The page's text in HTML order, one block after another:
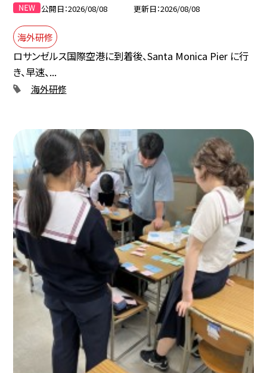
公開日 2026/08/08 更新日 2026/08/08
海外研修
ロサンゼルス国際空港に到着後、Santa Monica Pier に行
き、早速、...
海外研修